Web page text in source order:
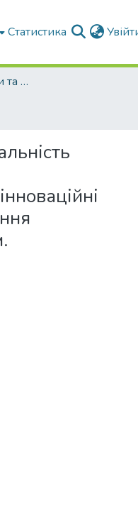
Статистика
Факультет Економіки та бізнесу